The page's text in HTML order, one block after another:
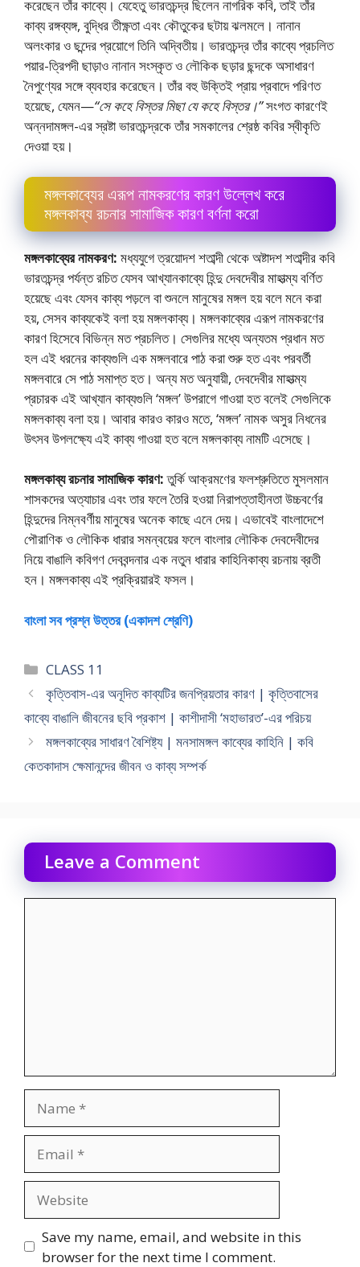
করেছেন তাঁর কাব্যে। যেহেতু ভারতচন্দ্র ছিলেন নাগরিক কবি, তাই তাঁর
কাব্য রঙ্গব্যঙ্গ, বুদ্ধির তীক্ষ্ণতা এবং কৌতুকের ছটায় ঝলমলে। নানান
অলংকার ও ছন্দের প্রয়ােগে তিনি অদ্বিতীয়। ভারতচন্দ্র তাঁর কাব্যে প্রচলিত
পয়ার-ত্রিপদী ছাড়াও নানান সংস্কৃত ও লৌকিক ছড়ার ছন্দকে অসাধারণ
নৈপুণ্যের সঙ্গে ব্যবহার করেছেন। তাঁর বহু উক্তিই প্রায় প্রবাদে পরিণত
হয়েছে, যেমন—“সে কহে বিস্তর মিছা যে কহে বিস্তর।”সংগত কারণেই
অন্নদামঙ্গল-এর স্রষ্টা ভারতচন্দ্রকে তাঁর সমকালের শ্রেষ্ঠ কবির স্বীকৃতি
দেওয়া হয়।
মঙ্গলকাব্যের এরূপ নামকরণের কারণ উল্লেখ করে
মঙ্গলকাব্য রচনার সামাজিক কারণ বর্ণনা করাে
মঙ্গলকাব্যের নামকরণ: মধ্যযুগে ত্রয়ােদশ শতাব্দী থেকে অষ্টাদশ শতাব্দীর কবি
ভারতচন্দ্র পর্যন্ত রচিত যেসব আখ্যানকাব্যে হিন্দু দেবদেবীর মাহাত্ম্য বর্ণিত
হয়েছে এবং যেসব কাব্য পড়লে বা শুনলে মানুষের মঙ্গল হয় বলে মনে করা
হয়, সেসব কাব্যকেই বলা হয় মঙ্গলকাব্য। মঙ্গলকাব্যের এরূপ নামকরণের
কারণ হিসেবে বিভিন্ন মত প্রচলিত। সেগুলির মধ্যে অন্যতম প্রধান মত
হল এই ধরনের কাব্যগুলি এক মঙ্গলবারে পাঠ করা শুরু হত এবং পরবর্তী
মঙ্গলবারে সে পাঠ সমাপ্ত হত। অন্য মত অনুযায়ী, দেবদেবীর মাহাত্ম্য
প্রচারক এই আখ্যান কাব্যগুলি ‘মঙ্গল’ উপরাগে গাওয়া হত বলেই সেগুলিকে
মঙ্গলকাব্য বলা হয়। আবার কারও কারও মতে, ‘মঙ্গল’ নামক অসুর নিধনের
উৎসব উপলক্ষ্যে এই কাব্য গাওয়া হত বলে মঙ্গলকাব্য নামটি এসেছে।
মঙ্গলকাব্য রচনার সামাজিক কারণ:তুর্কি আক্রমণের ফলশ্রুতিতে মুসলমান
শাসকদের অত্যাচার এবং তার ফলে তৈরি হওয়া নিরাপত্তাহীনতা উচ্চবর্ণের
হিন্দুদের নিম্নবর্ণীয় মানুষের অনেক কাছে এনে দেয়। এভাবেই বাংলাদেশে
পৌরাণিক ও লৌকিক ধারার সমন্বয়ের ফলে বাংলার লৌকিক দেবদেবীদের
নিয়ে বাঙালি কবিগণ দেববন্দনার এক নতুন ধারার কাহিনিকাব্য রচনায় ব্রতী
হন। মঙ্গলকাব্য এই প্রক্রিয়ারই ফসল।
বাংলা সব প্রশ্ন উত্তর (একাদশ শ্রেণি)
Categories
CLASS 11
কৃত্তিবাস-এর অনূদিত কাব্যটির জনপ্রিয়তার কারণ | কৃত্তিবাসের
কাব্যে বাঙালি জীবনের ছবি প্রকাশ | কাশীদাসী ‘মহাভারত’-এর পরিচয়
মঙ্গলকাব্যের সাধারণ বৈশিষ্ট্য | মনসামঙ্গল কাব্যের কাহিনি | কবি
কেতকাদাস ক্ষেমানন্দের জীবন ও কাব্য সম্পর্ক
Leave a Comment
Save my name, email, and website in this
browser for the next time I comment.